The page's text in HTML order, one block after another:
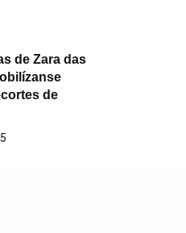
de Zara das
de